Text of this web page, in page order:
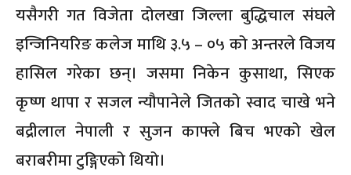
यसैगरी गत विजेता दोलखा जिल्ला बुद्धिचाल संघले
इन्जिनियरिङ कलेज माथि ३.५ – ०५ को अन्तरले विजय
हासिल गरेका छन्। जसमा निकेन कुसाथा, सिएक
कृष्ण थापा र सजल न्यौपानेले जितको स्वाद चाखे भने
बद्रीलाल नेपाली र सुजन काफ्ले बिच भएको खेल
बराबरीमा टुङ्गिएको थियो।